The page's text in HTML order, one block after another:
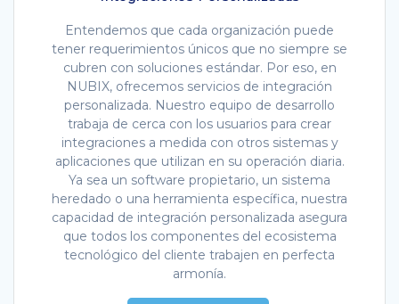
Entendemos que cada organización puede
tener requerimientos únicos que no siempre se
cubren con soluciones estándar. Por eso, en
NUBIX, ofrecemos servicios de integración
personalizada. Nuestro equipo de desarrollo
trabaja de cerca con los usuarios para crear
integraciones a medida con otros sistemas y
aplicaciones que utilizan en su operación diaria.
Ya sea un software propietario, un sistema
heredado o una herramienta específica, nuestra
capacidad de integración personalizada asegura
que todos los componentes del ecosistema
tecnológico del cliente trabajen en perfecta
armonía.